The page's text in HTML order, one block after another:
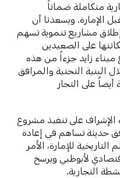
متكاملة ضماناً
الإمارة. ويسعدنا أن
مشاريع تنموية تسهم
على الصعيدين
زايد جزءاً من هذه
البنية التحتية والمرافق
أيضاً على التجار
الإشراف على تنفيذ مشروع
حديثة تساهم في إعادة
للإمارة، الأمر
لأبوظبي ويرسخ
التجارية.